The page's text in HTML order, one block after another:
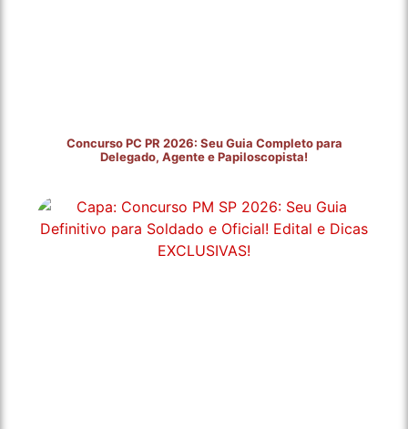
Concurso PC PR 2026: Seu Guia Completo para
Delegado, Agente e Papiloscopista!